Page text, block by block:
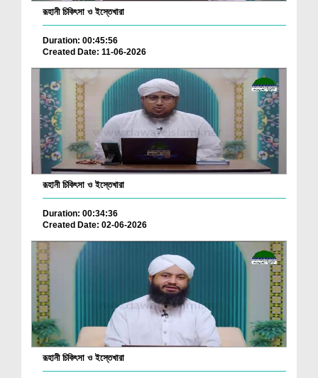
রূহানী চিকিৎসা ও ইস্তেখারা
Duration: 00:45:56
Created Date: 11-06-2026
রূহানী চিকিৎসা ও ইস্তেখারা
Duration: 00:34:36
Created Date: 02-06-2026
রূহানী চিকিৎসা ও ইস্তেখারা